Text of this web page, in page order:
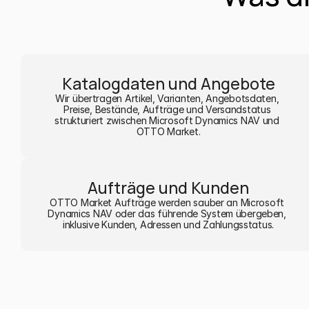
Katalogdaten und Angebote
Wir übertragen Artikel, Varianten, Angebotsdaten,
Preise, Bestände, Aufträge und Versandstatus
strukturiert zwischen Microsoft Dynamics NAV und
OTTO Market.
Aufträge und Kunden
OTTO Market Aufträge werden sauber an Microsoft
Dynamics NAV oder das führende System übergeben,
inklusive Kunden, Adressen und Zahlungsstatus.